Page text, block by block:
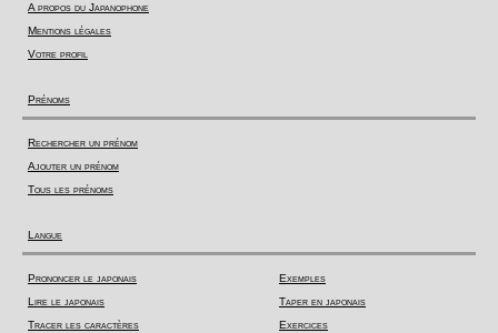
A propos du Japanophone
Mentions légales
Votre profil
Prénoms
Rechercher un prénom
Ajouter un prénom
Tous les prénoms
Langue
Prononcer le japonais
Lire le japonais
Tracer les caractères
Exemples
Taper en japonais
Exercices